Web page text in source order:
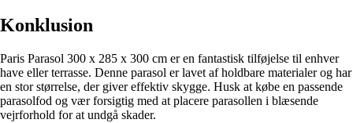
Konklusion
Paris Parasol 300 x 285 x 300 cm er en fantastisk tilføjelse til enhver
have eller terrasse. Denne parasol er lavet af holdbare materialer og har
en stor størrelse, der giver effektiv skygge. Husk at købe en passende
parasolfod og vær forsigtig med at placere parasollen i blæsende
vejrforhold for at undgå skader.